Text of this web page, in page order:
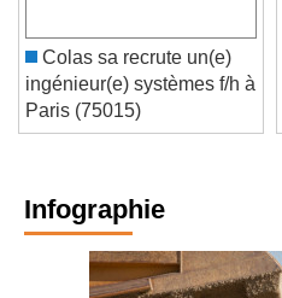
Colas sa recrute un(e)
ingénieur(e) systèmes f/h à
Paris (75015)
Infographie